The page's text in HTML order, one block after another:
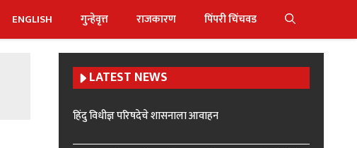
ENGLISH गुन्हेवृत्त राजकारण पिंपरी चिंचवड
LATEST NEWS
हिंदु विधीज्ञ परिषदेचे शासनाला आवाहन